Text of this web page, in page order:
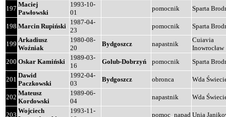
197
Maciej
Pawłowski
1993-10-
01
pomocnik Sparta
198 Marcin Rupiński
1987-04-
23
pomocnik Sparta
199
Arkadiusz
Woźniak
1980-08-
20
Bydgoszcz napastnik
Cuiavia
Inowrocław
200 Oskar Kamiński
1989-03-
16
Golub-Dobrzyń pomocnik Sparta
201
Dawid
Paczkowski
1992-04-
03
Bydgoszcz obronca Wda
202
Mateusz
Kordowski
1989-06-
04
napastnik Wda
203
Wojciech
1993-11-
pomoc_napad Unia